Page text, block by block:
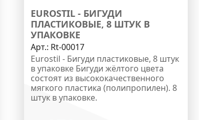
EUROSTIL - БИГУДИ
ПЛАСТИКОВЫЕ, 8 ШТУК В
УПАКОВКЕ
Арт.: Rt-00017
Eurostil - Бигуди пластиковые, 8 штук
в упаковке Бигуди жёлтого цвета
состоят из высококачественного
мягкого пластика (полипропилен). 8
штук в упаковке.